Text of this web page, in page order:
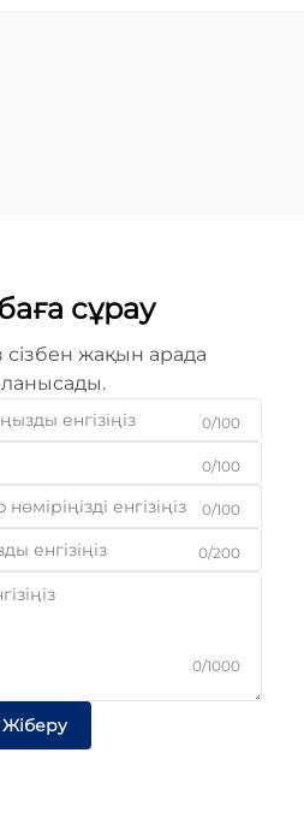
сұрау
сізбен жақын арада
0/100
0/100
0/100
0/200
0/1000
Жіберу